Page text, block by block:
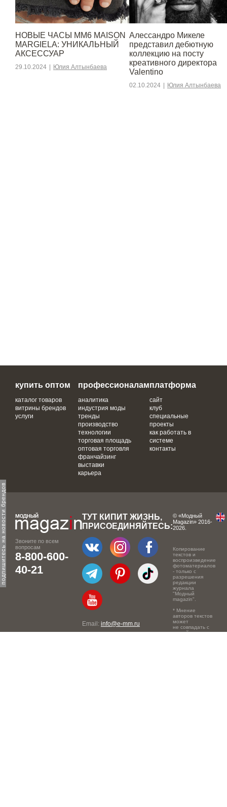
подпишитесь на новости брендов
НОВЫЕ ЧАСЫ MM6 MAISON
MARGIELA: УНИКАЛЬНЫЙ
АКСЕССУАР
29.10.2024 Юлия Алтынбаева
Алессандро Микеле
представил дебютную
коллекцию на посту
креативного директора
Valentino
02.10.2024 Юлия Алтынбаева
купить оптом
каталог товаров
витрины брендов
услуги
профессионалам
аналитика
индустрия моды
тренды
производство
технологии
торговая площадь
оптовая торговля
франчайзинг
выставки
карьера
платформа
сайт
клуб
специальные
проекты
как работать в
системе
контакты
Звоните по всем
вопросам
8-800-600-
40-21
ТУТ КИПИТ ЖИЗНЬ,
ПРИСОЕДИНЯЙТЕСЬ:
Email: info@e-mm.ru
© «Модный
Magazin» 2016-
2026.
Копирование
текстов и
воспроизведение
фотоматериалов
- только с
разрешения
редакции
журнала
"Модный
magazin".
* Мнение
авторов текстов
может
не совпадать с
точкой зрения